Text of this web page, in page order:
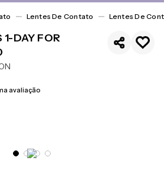
Lentes De Contato Lentes De
DAY FOR
avaliação